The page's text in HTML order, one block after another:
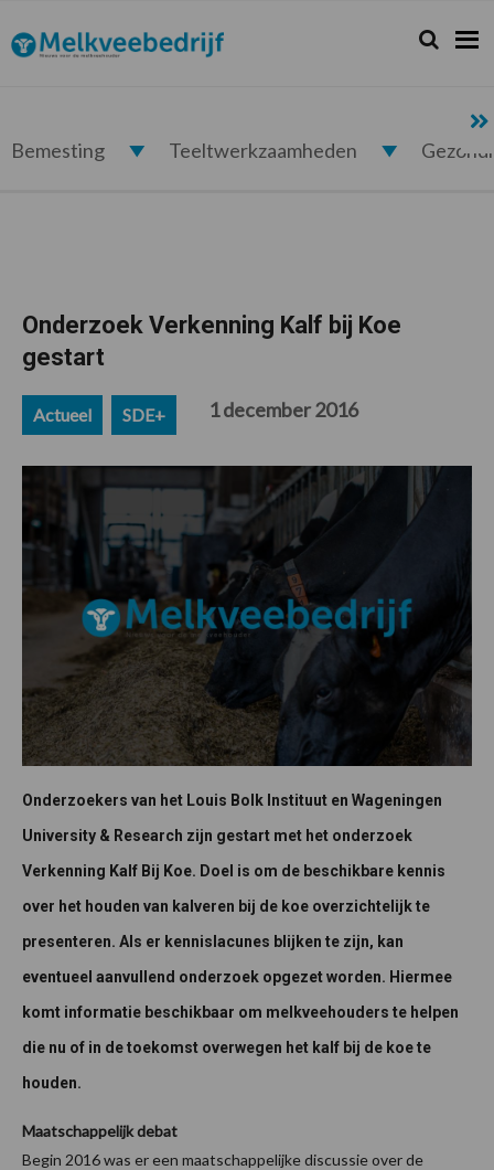
de
hoofdnavigatie
de
hoofd
de
eerste
de
voettekst
Melkveebedrijf.nl Zoeken...
Zoek
Bemesting Teeltwerkzaamheden
Onderzoek Verkenning Kalf bij Koe
gestart
Actueel SDE+ 1 december 2016
Onderzoekers van het Louis Bolk Instituut en Wageningen
University & Research zijn gestart met het onderzoek
Verkenning Kalf Bij Koe. Doel is om de beschikbare kennis
over het houden van kalveren bij de koe overzichtelijk te
presenteren. Als er kennislacunes blijken te zijn, kan
eventueel aanvullend onderzoek opgezet worden. Hiermee
komt informatie beschikbaar om melkveehouders te helpen
die nu of in de toekomst overwegen het kalf bij de koe te
houden.
Maatschappelijk debat
Begin 2016 was er een maatschappelijke discussie over de